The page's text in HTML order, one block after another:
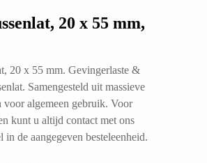
20 x 55 mm,
20 x 55 mm. Gevingerlaste &
Samengesteld uit massieve
voor algemeen gebruik. Voor
kunt u altijd contact met ons
in de aangegeven besteleenheid.